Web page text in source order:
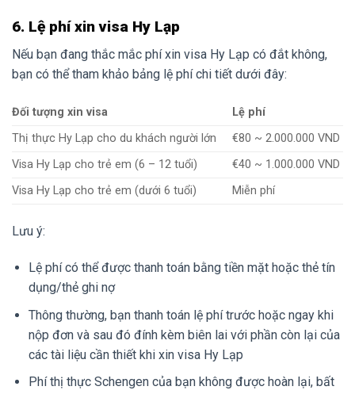
6. Lệ phí xin visa Hy Lạp
Nếu bạn đang thắc mắc phí xin visa Hy Lạp có đắt không,
bạn có thể tham khảo bảng lệ phí chi tiết dưới đây:
Đối tượng xin visa
Lệ phí
Thị thực Hy Lạp cho du khách người lớn
€80 ~ 2.000.000 VND
Visa Hy Lạp cho trẻ em (6 – 12 tuổi)
€40 ~ 1.000.000 VND
Visa Hy Lạp cho trẻ em (dưới 6 tuổi)
Miễn phí
Lưu ý:
Lệ phí có thể được thanh toán bằng tiền mặt hoặc thẻ tín
dụng/thẻ ghi nợ
Thông thường, bạn thanh toán lệ phí trước hoặc ngay khi
nộp đơn và sau đó đính kèm biên lai với phần còn lại của
các tài liệu cần thiết khi xin visa Hy Lạp
Phí thị thực Schengen của bạn không được hoàn lại, bất